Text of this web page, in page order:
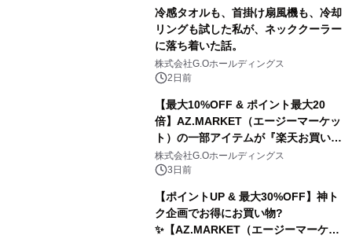
冷感タオルも、首掛け扇風機も、冷却
リングも試した私が、ネッククーラー
に落ち着いた話。
株式会社G.Oホールディングス
2日前
【最大10%OFF & ポイント最大20
倍】AZ.MARKET（エージーマーケッ
ト）の一部アイテムが『楽天お買い物
マラソン』でお得に！
株式会社G.Oホールディングス
3日前
【ポイントUP & 最大30%OFF】神ト
ク企画でお得にお買い物?️
✨【AZ.MARKET（エージーマーケッ